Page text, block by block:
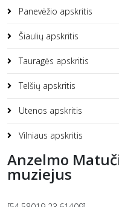
Panevėžio apskritis
Šiaulių apskritis
Tauragės apskritis
Telšių apskritis
Utenos apskritis
Vilniaus apskritis
Anzelmo
muziejus